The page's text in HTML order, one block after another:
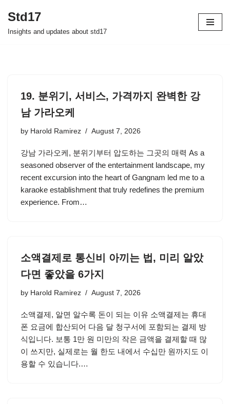
Skip
Std17
Insights and updates about std17
19. 분위기, 서비스, 가격까지 완벽한 강
남 가라오케
by Harold Ramirez August 7, 2026
강남 가라오케, 분위기부터 압도하는 그곳의 매력 As a
seasoned observer of the entertainment landscape, my
recent excursion into the heart of Gangnam led me to a
karaoke establishment that truly redefines the premium
experience. From…
소액결제로 통신비 아끼는 법, 미리 알았
다면 좋았을 6가지
by Harold Ramirez August 7, 2026
소액결제, 알면 알수록 돈이 되는 이유 소액결제는 휴대
폰 요금에 합산되어 다음 달 청구서에 포함되는 결제 방
식입니다. 보통 1만 원 미만의 작은 금액을 결제할 때 많
이 쓰지만, 실제로는 월 한도 내에서 수십만 원까지도 이
용할 수 있습니다.…